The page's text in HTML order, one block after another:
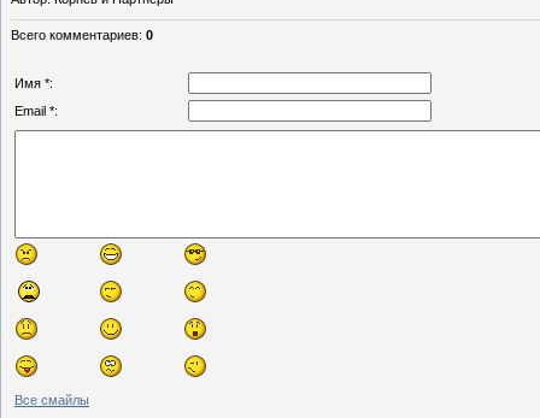
Всего комментариев: 0
Имя *:
Email *:
Все смайлы